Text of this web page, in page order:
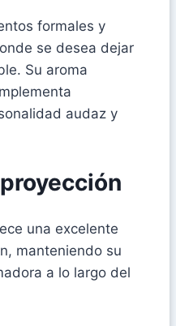
formales y
se desea dejar
Su aroma
audaz y
una excelente
manteniendo su
a lo largo del